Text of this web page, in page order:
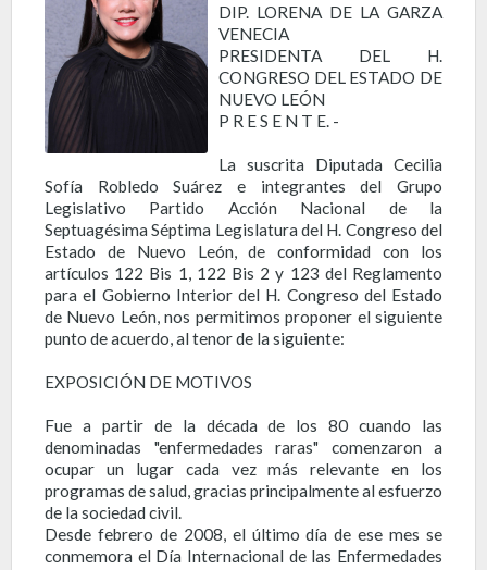
DIP. LORENA DE LA GARZA
VENECIA
PRESIDENTA DEL H.
CONGRESO DEL ESTADO DE
NUEVO LEÓN
P R E S E N T E. -
La suscrita Diputada Cecilia
Sofía Robledo Suárez e integrantes del Grupo
Legislativo Partido Acción Nacional de la
Septuagésima Séptima Legislatura del H. Congreso del
Estado de Nuevo León, de conformidad con los
artículos 122 Bis 1, 122 Bis 2 y 123 del Reglamento
para el Gobierno Interior del H. Congreso del Estado
de Nuevo León, nos permitimos proponer el siguiente
punto de acuerdo, al tenor de la siguiente:
EXPOSICIÓN DE MOTIVOS
Fue a partir de la década de los 80 cuando las
denominadas "enfermedades raras" comenzaron a
ocupar un lugar cada vez más relevante en los
programas de salud, gracias principalmente al esfuerzo
de la sociedad civil.
Desde febrero de 2008, el último día de ese mes se
conmemora el Día Internacional de las Enfermedades